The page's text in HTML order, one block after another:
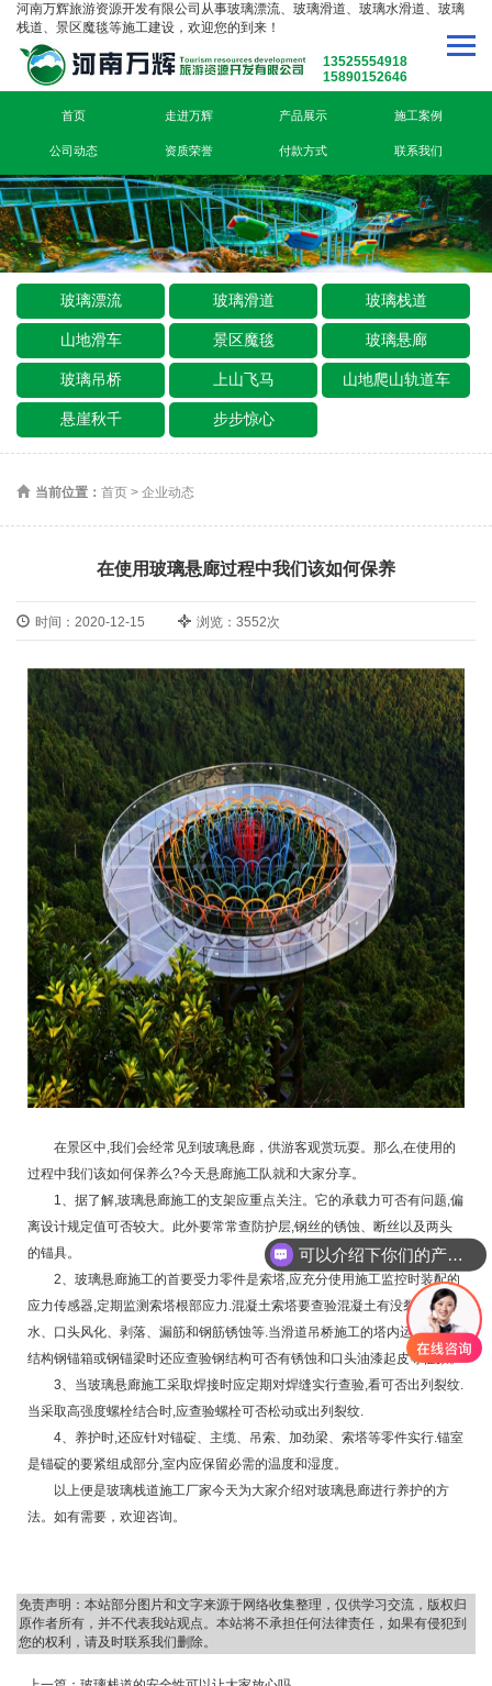
河南万辉旅游资源开发有限公司从事玻璃漂流、玻璃滑道、玻璃水滑道、玻璃
栈道、景区魔毯等施工建设，欢迎您的到来！
13525554918
15890152646
首页 走进万辉 产品展示 施工案例
公司动态 资质荣誉 付款方式 联系我们
玻璃漂流 玻璃滑道 玻璃栈道
山地滑车 景区魔毯 玻璃悬廊
玻璃吊桥 上山飞马 山地爬山轨道车
悬崖秋千 步步惊心
当前位置： 首页 > 企业动态
在使用玻璃悬廊过程中我们该如何保养
时间：2020-12-15 浏览：3552次
在景区中,我们会经常见到玻璃悬廊，供游客观赏玩耍。那么,在使用的
过程中我们该如何保养么?今天悬廊施工队就和大家分享。
1、据了解,玻璃悬廊施工的支架应重点关注。它的承载力可否有问题,偏
离设计规定值可否较大。此外要常常查防护层,钢丝的锈蚀、断丝以及两头
的锚具。
2、玻璃悬廊施工的首要受力零件是索塔,应充分使用施工监控时装配的
应力传感器,定期监测索塔根部应力.混凝土索塔要查验混凝土有没裂纹、渗
水、口头风化、剥落、漏筋和钢筋锈蚀等.当滑道吊桥施工的塔内运用了钢
结构钢锚箱或钢锚梁时还应查验钢结构可否有锈蚀和口头油漆起皮等征象。
3、当玻璃悬廊施工采取焊接时应定期对焊缝实行查验,看可否出列裂纹.
当采取高强度螺栓结合时,应查验螺栓可否松动或出列裂纹.
4、养护时,还应针对锚碇、主缆、吊索、加劲梁、索塔等零件实行.锚室
是锚碇的要紧组成部分,室内应保留必需的温度和湿度。
以上便是玻璃栈道施工厂家今天为大家介绍对玻璃悬廊进行养护的方
法。如有需要，欢迎咨询。
免责声明：本站部分图片和文字来源于网络收集整理，仅供学习交流，版权归
原作者所有，并不代表我站观点。本站将不承担任何法律责任，如果有侵犯到
您的权利，请及时联系我们删除。
可以介绍下你们的产品么